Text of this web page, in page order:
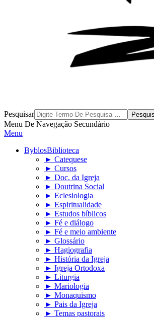
Byblos
Pesquisar
Menu De Navegação Secundário
Menu
ByblosBiblioteca
► Catequese
► Cursos
► Doc. da Igreja
► Doutrina Social
► Eclesiologia
► Espiritualidade
► Estudos bíblicos
► Fé e diálogo
► Fé e meio ambiente
► Glossário
► Hagiografia
► História da Igreja
► Igreja Ortodoxa
► Liturgia
► Mariologia
► Monaquismo
► Pais da Igreja
► Temas pastorais